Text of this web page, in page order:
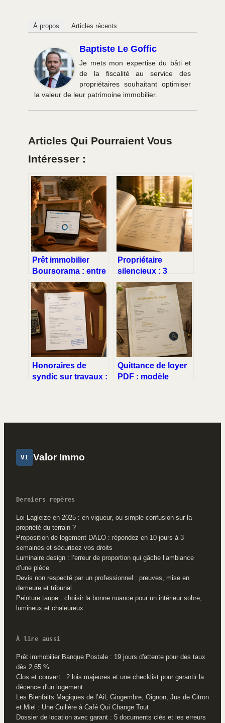
À propos Articles récents
Baptiste Le Goffic
Je mets mon expertise du bâti et
de la fiscalité au service des
propriétaires souhaitant optimiser
la valeur de leur patrimoine immobilier.
Articles Qui Pourraient Vous
Intéresser :
Prêt immobilier
Boursorama : entre
taux ultra-
compétitifs et
exigences de
dossier strictes
Propriétaire
silencieux : 3
étapes pour obtenir
votre décompte de
charges et
récupérer votre
argent
Honoraires de
syndic sur travaux :
Quittance de loyer
PDF : modèle
VI Valor Immo
Derniers repères
Loi Lagleize en 2025 : en vigueur, ou simple confusion sur la
propriété du terrain ?
Proposition de logement DALO : répondez en 10 jours à 3
semaines et sécurisez vos droits
Luminaire design : l’erreur de proportion qui gâche l’ambiance
d’une pièce
Devis non respecté par un professionnel : preuves, mise en
demeure et tribunal
Peinture taupe : choisir la bonne nuance pour un intérieur sobre,
lumineux et chaleureux
À lire aussi
Prêt immobilier Banque Postale : 19 jours d'attente pour des taux
dès 2,65 %
Clos et couvert : 2 lois majeures et une checklist pour garantir la
décence d'un logement
Les Bienfaits Magiques de l’Ail, Gingembre, Oignon, Jus de Citron
et Miel : Une Cuillère à Café Qui Change Tout
Dossier de location avec garant : 5 documents clés et les erreurs